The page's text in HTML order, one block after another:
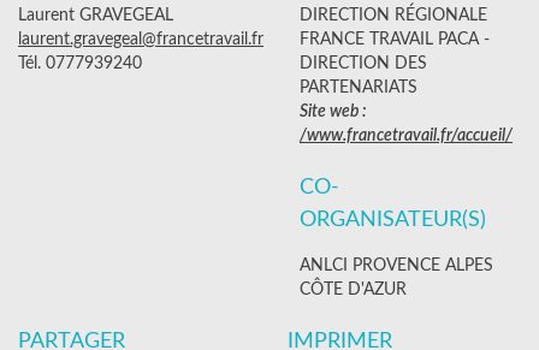
Laurent GRAVEGEAL
laurent.gravegeal@francetravail.fr
Tél. 0777939240
DIRECTION RÉGIONALE
FRANCE TRAVAIL PACA -
DIRECTION DES
PARTENARIATS
Site web :
/www.francetravail.fr/accueil/
CO-
ORGANISATEUR(S)
ANLCI PROVENCE ALPES
CÔTE D'AZUR
PARTAGER IMPRIMER